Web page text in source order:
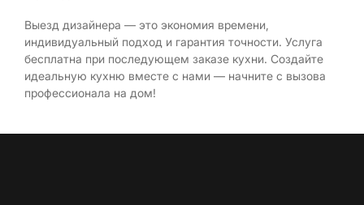
Выезд дизайнера — это экономия времени,
индивидуальный подход и гарантия точности. Услуга
бесплатна при последующем заказе кухни. Создайте
идеальную кухню вместе с нами — начните с вызова
профессионала на дом!